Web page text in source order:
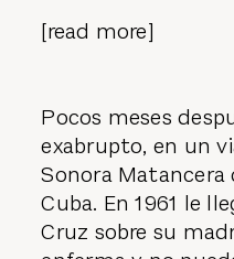
[read more]
Pocos meses
exabrupto, en un
Sonora Matancera
Cuba. En 1961 le
Cruz sobre su